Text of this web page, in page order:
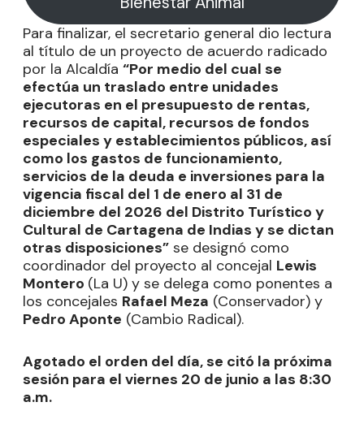
Para finalizar, el secretario general dio lectura
al título de un proyecto de acuerdo radicado
por la Alcaldía “Por medio del cual se
efectúa un traslado entre unidades
ejecutoras en el presupuesto de rentas,
recursos de capital, recursos de fondos
especiales y establecimientos públicos, así
como los gastos de funcionamiento,
servicios de la deuda e inversiones para la
vigencia fiscal del 1 de enero al 31 de
diciembre del 2026 del Distrito Turístico y
Cultural de Cartagena de Indias y se dictan
otras disposiciones” se designó como
coordinador del proyecto al concejal Lewis
Montero (La U) y se delega como ponentes a
los concejales Rafael Meza (Conservador) y
Pedro Aponte (Cambio Radical).
Agotado el orden del día, se citó la próxima
sesión para el viernes 20 de junio a las 8:30
a.m.